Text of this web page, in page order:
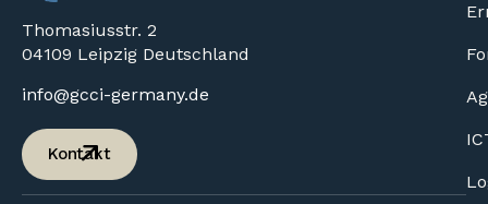
Thomasiusstr. 2
04109 Leipzig Deutschland
info@gcci-germany.de
Kontakt